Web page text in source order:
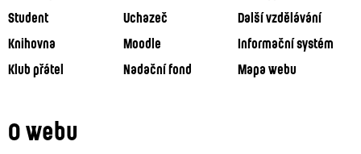
Student
Uchazeč
Další vzdělávání
Knihovna
Moodle
Informační systém
Klub přátel
Nadační fond Mapa webu
O webu